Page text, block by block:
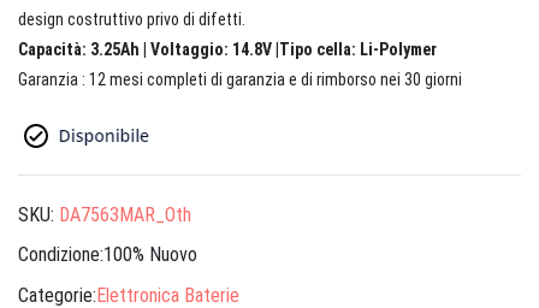
design costruttivo privo di difetti.
Capacità: 3.25Ah | Voltaggio: 14.8V |Tipo cella: Li-Polymer
Garanzia : 12 mesi completi di garanzia e di rimborso nei 30 giorni
SKU: DA7563MAR_Oth
Condizione:100% Nuovo
Categorie:Elettronica Baterie